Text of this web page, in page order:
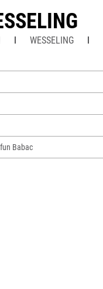
WESSELING
Babac